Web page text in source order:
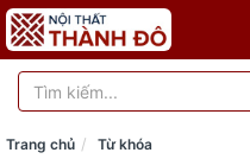
Trang chủ Từ khóa